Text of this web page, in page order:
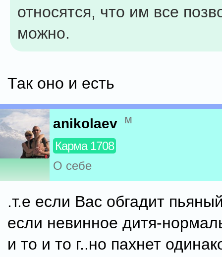
относятся, что им все
можно.
Так оно и есть
anikolaev м
Карма 1708
О себе
.т.е если Вас обгадит
если невинное дитя-
и то и то г..но пахнет